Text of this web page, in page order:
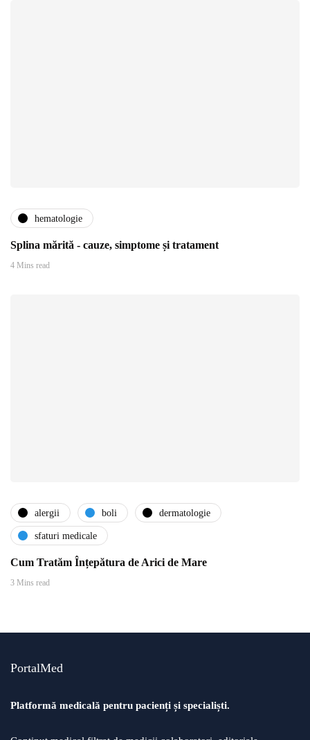
hematologie
Splina mărită - cauze, simptome și tratament
4 Mins read
alergii boli dermatologie
sfaturi medicale
Cum Tratăm Înțepătura de Arici de Mare
3 Mins read
PortalMed
Platformă medicală pentru pacienți și specialiști.